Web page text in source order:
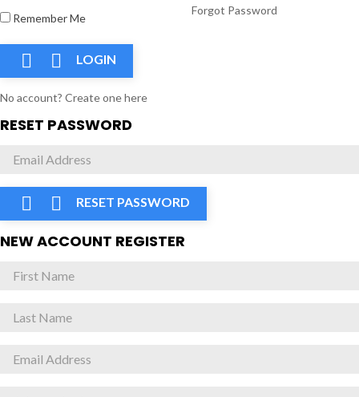
Remember Me
Forgot Password
  LOGIN
No account? Create one here
RESET PASSWORD
  RESET PASSWORD
NEW ACCOUNT REGISTER